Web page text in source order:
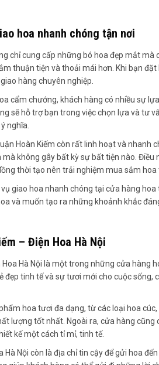
hoa nhanh chóng tận nơi
chỉ cung cấp những bó hoa đẹp mắt mà
thuận tiện và thoải mái hơn. Khi bạn
hàng chuyên nghiệp.
cẩm chướng, khách hàng có nhiều sự
sẽ hỗ trợ bạn trong việc chọn lựa và tư
nghĩa.
Hoàn Kiếm còn rất linh hoạt và nhanh
không gây bất kỳ sự bất tiện nào.
thời tạo nên trải nghiệm mua sắm hoa
giao hoa nhanh chóng tại cửa hàng
và muốn tạo ra những khoảnh khắc
– Điện Hoa Hà Nội
Hà Nội là một trong những cửa hàng
đẹp tinh tế và sự tươi mới cho cuộc
hoa tươi đa dạng, từ các loại hoa
lượng tốt nhất. Ngoài ra, cửa hàng
kế một cách tỉ mỉ, tinh tế.
Nội còn là địa chỉ tin cậy để gửi hoa